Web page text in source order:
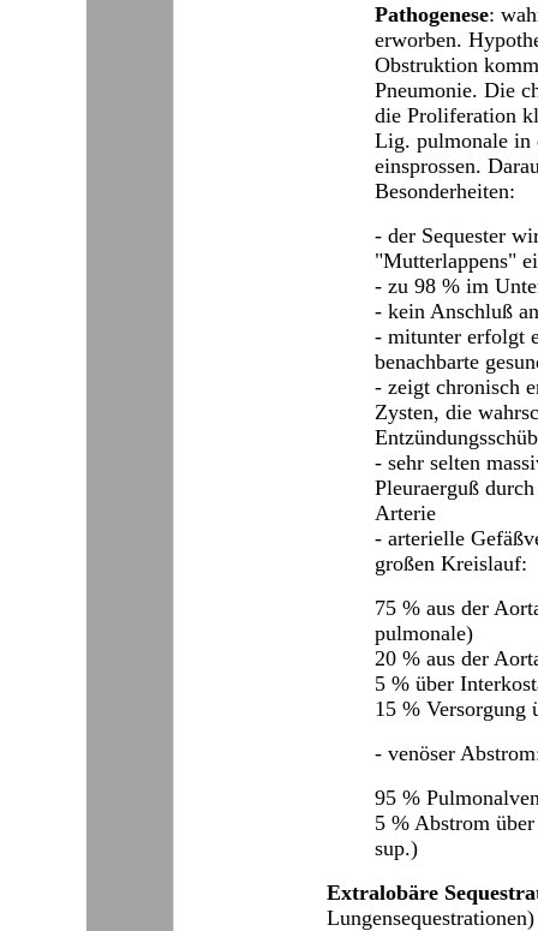
Pathogenese:
erworben.
Obstruktion
Pneumonie. Die
die Proliferation
Lig. pulmonale in
einsprossen.
Besonderheiten:
- der Sequester
"Mutterlappens"
- zu 98 % im
- kein Anschluß
- mitunter erfolgt
benachbarte
- zeigt chronisch
Zysten, die
- sehr selten
Pleuraerguß
Arterie
- arterielle
großen Kreislauf:
75 % aus der
pulmonale)
20 % aus der
5 % über
15 % Versorgung
- venöser
95 %
5 % Abstrom
sup.)
Extralobäre
Lungensequestrationen)